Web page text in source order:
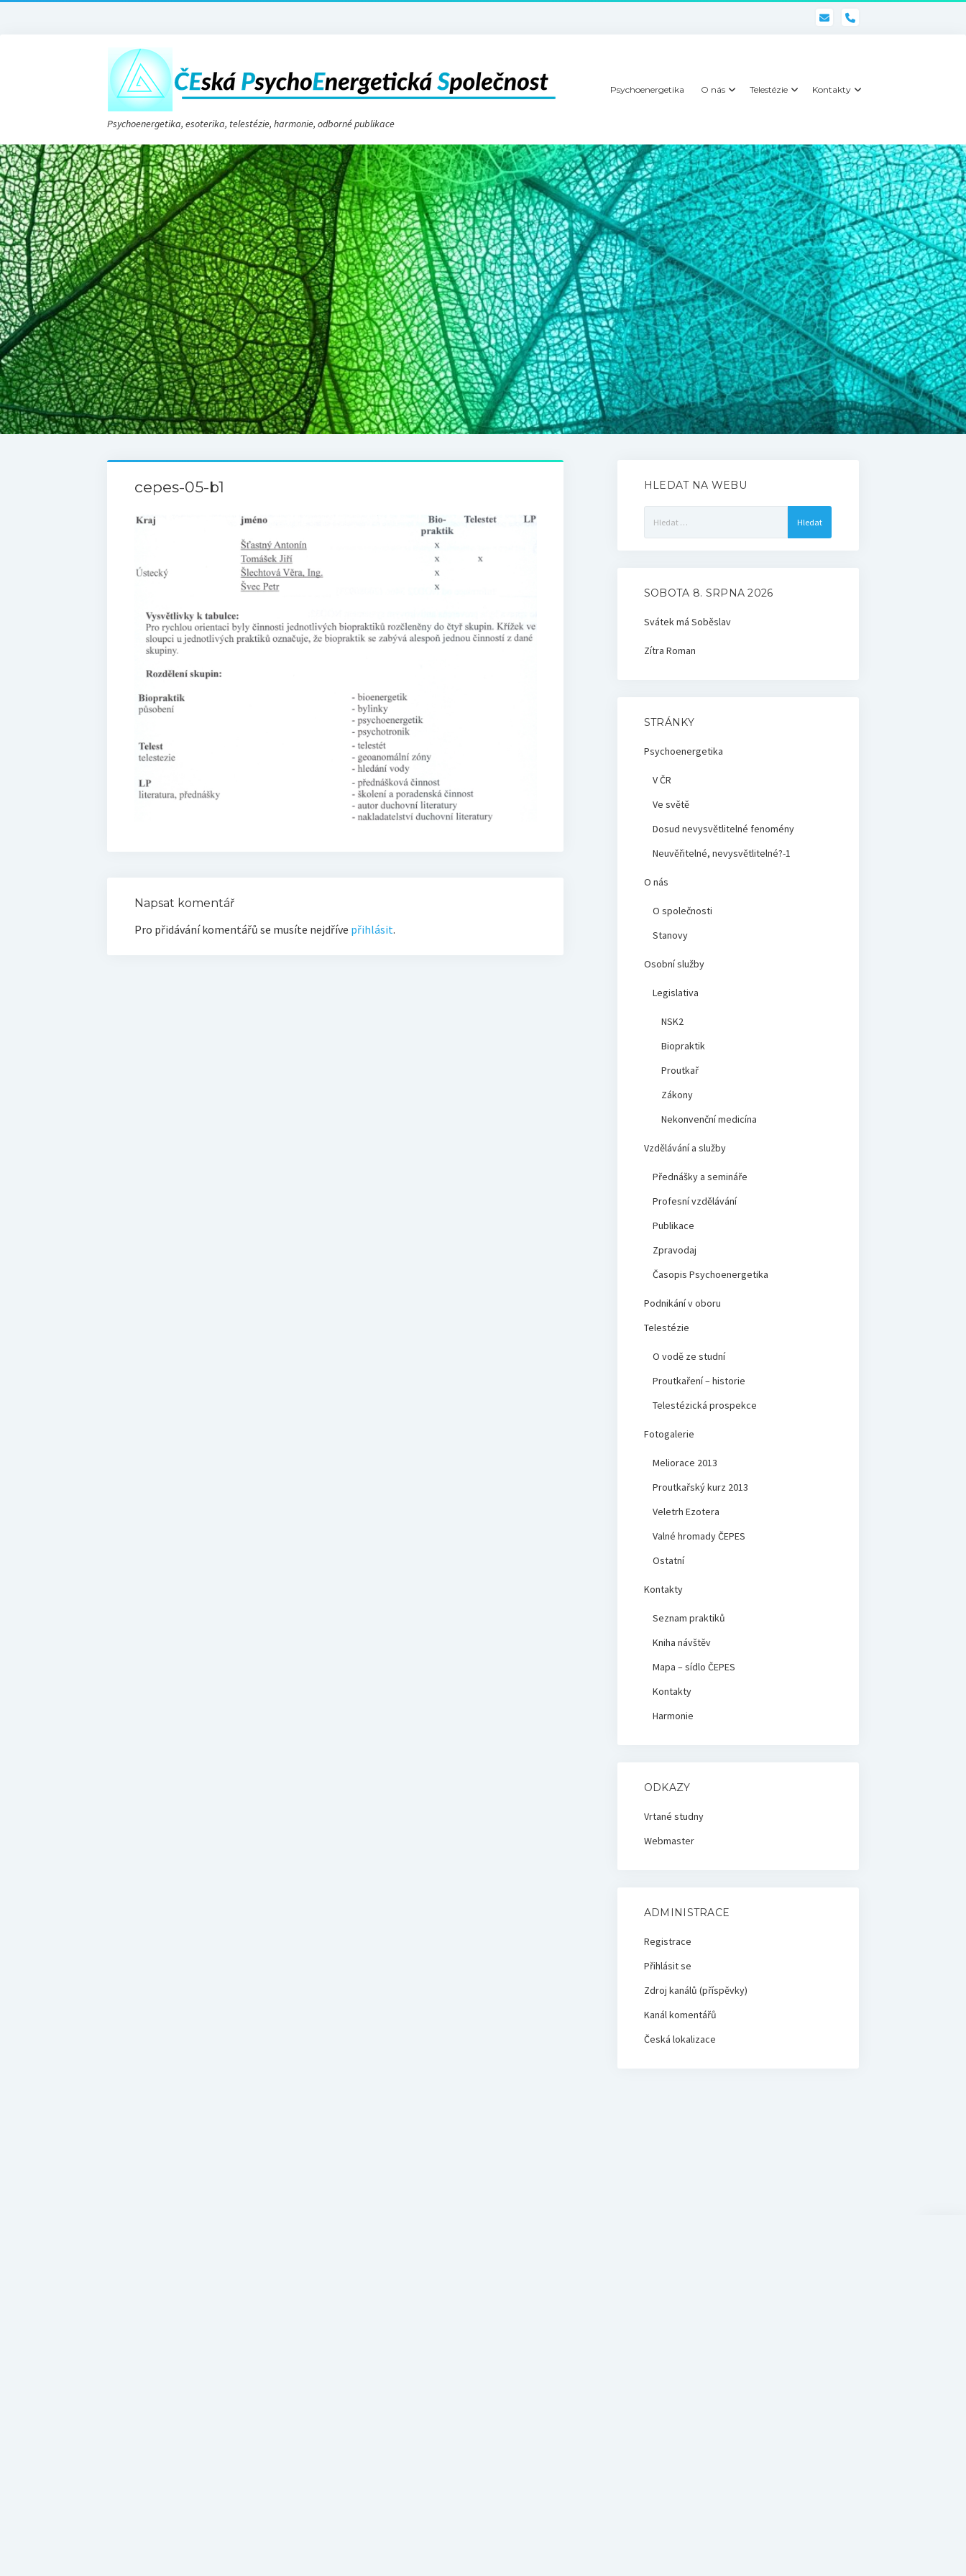
phone
Psychoenergetika, esoterika, telestézie, harmonie, odborné publikace
Psychoenergetika O nás Telestézie Kontakty
cepes-05-b1
Napsat komentář
Pro přidávání komentářů se musíte nejdříve přihlásit.
HLEDAT NA WEBU
SOBOTA 8. SRPNA 2026
Svátek má Soběslav
Zítra Roman
STRÁNKY
Psychoenergetika
V ČR
Ve světě
Dosud nevysvětlitelné fenomény
Neuvěřitelné, nevysvětlitelné?-1
O nás
O společnosti
Stanovy
Osobní služby
Legislativa
NSK2
Biopraktik
Proutkař
Zákony
Nekonvenční medicína
Vzdělávání a služby
Přednášky a semináře
Profesní vzdělávání
Publikace
Zpravodaj
Časopis Psychoenergetika
Podnikání v oboru
Telestézie
O vodě ze studní
Proutkaření – historie
Telestézická prospekce
Fotogalerie
Meliorace 2013
Proutkařský kurz 2013
Veletrh Ezotera
Valné hromady ČEPES
Ostatní
Kontakty
Seznam praktiků
Kniha návštěv
Mapa – sídlo ČEPES
Kontakty
Harmonie
ODKAZY
Vrtané studny
Webmaster
ADMINISTRACE
Registrace
Přihlásit se
Zdroj kanálů (příspěvky)
Kanál komentářů
Česká lokalizace